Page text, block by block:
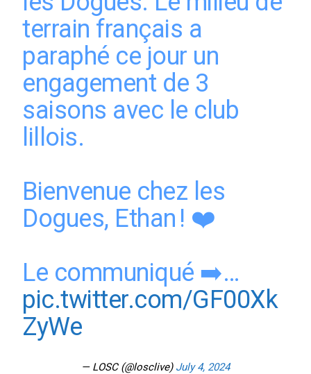
terrain français a
paraphé ce jour un
engagement de 3
saisons avec le club
lillois.
Bienvenue chez les
Dogues, Ethan ! ❤️
Le communiqué ➡️…
pic.twitter.com/GF00Xk
ZyWe
— LOSC (@losclive) July 4, 2024